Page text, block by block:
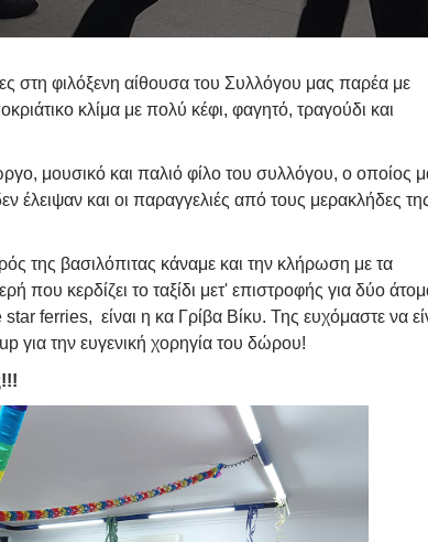
στη φιλόξενη αίθουσα του Συλλόγου μας παρέα με
κλίμα με πολύ κέφι, φαγητό, τραγούδι και
μουσικό και παλιό φίλο του συλλόγου, ο οποίος
έλειψαν και οι παραγγελιές από τους μερακλήδες
της βασιλόπιτας κάναμε και την κλήρωση με τα
που κερδίζει το ταξίδι μετ' επιστροφής για δύο
ferries, είναι η κα Γρίβα Βίκυ. Της ευχόμαστε να
για την ευγενική χορηγία του δώρου!